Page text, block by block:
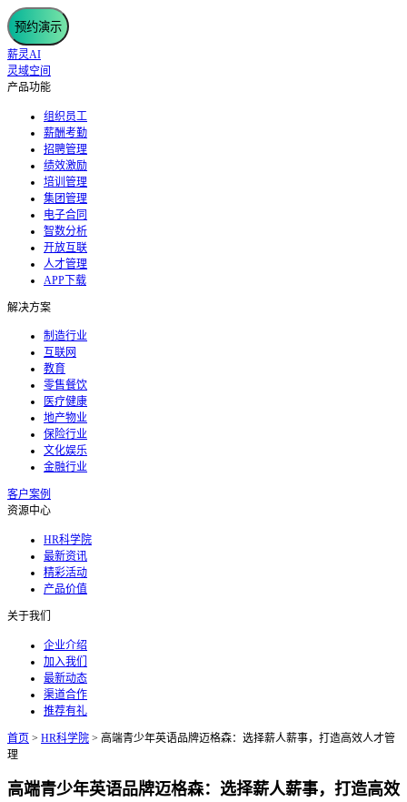
预约演示
薪灵AI
灵域空间
产品功能
组织员工
薪酬考勤
招聘管理
绩效激励
培训管理
集团管理
电子合同
智数分析
开放互联
人才管理
APP下载
解决方案
制造行业
互联网
教育
零售餐饮
医疗健康
地产物业
保险行业
文化娱乐
金融行业
客户案例
资源中心
HR科学院
最新资讯
精彩活动
产品价值
关于我们
企业介绍
加入我们
最新动态
渠道合作
推荐有礼
首页 > HR科学院 > 高端青少年英语品牌迈格森：选择薪人薪事，打造高效人才管
理
高端青少年英语品牌迈格森：选择薪人薪事，打造高效